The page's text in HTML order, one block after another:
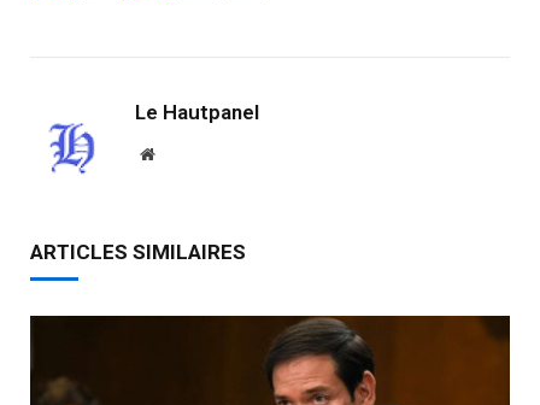
Le Hautpanel
Website
ARTICLES SIMILAIRES